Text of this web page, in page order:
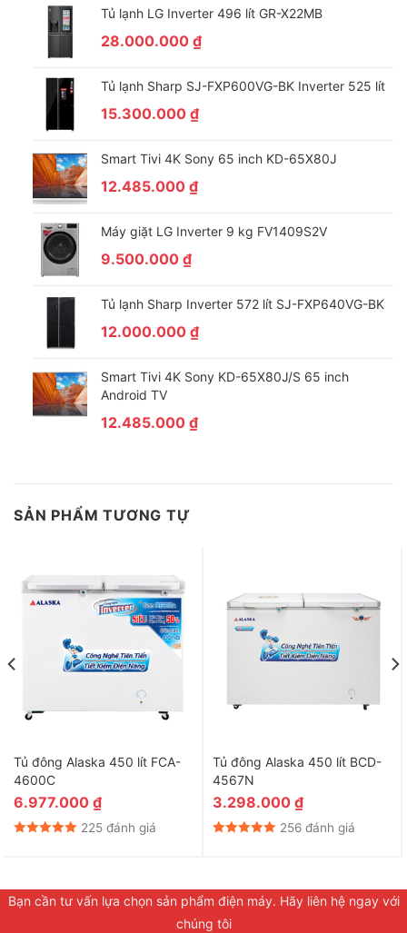
Khóa tủ giúp an toàn trong sử dụng
Giá đỡ chắc chắn linh hoạt:
vị trí giúp tận dụng tối đa không gian sử dụng, linh
hoạt trong sắp xếp phân loại đồ hay trưng bày sản
phẩm trong tủ. Giá đỡ dễ dàng tháo lắp để vệ sinh
tủ.
Chân bánh xe chịu lực:
Tủ mát Alaska SL-15C3 1500 lít được thiết kế với 4
chân bánh xe chịu lực với 2 bánh trước có cơ cấu
khóa bánh, giúp dễ dàng di chuyển, bố trí sắp xếp
vị trí lắp đặt tủ.
Gas lạnh R404a tiết kiệm điện năng và thân thiện môi
trường
Tủ lạnh LG Inverter 496 lít GR-X22MB
28.000.000 ₫
Tủ lạnh Sharp SJ-FXP600VG-BK Inverter 525 lít
15.300.000 ₫
Smart Tivi 4K Sony 65 inch KD-65X80J
12.485.000 ₫
Máy giặt LG Inverter 9 kg FV1409S2V
9.500.000 ₫
Tủ lạnh Sharp Inverter 572 lít SJ-FXP640VG-BK
12.000.000 ₫
Smart Tivi 4K Sony KD-65X80J/S 65 inch
Android TV
12.485.000 ₫
SẢN PHẨM TƯƠNG TỰ
Tủ đông Alaska 450 lít FCA-
4600C
6.977.000 ₫
225 đánh giá
Tủ đông Alaska 450 lít BCD-
4567N
3.298.000 ₫
256 đánh giá
Bạn cần tư vấn lựa chọn sản phẩm điện máy. Hãy liên hệ ngay với
chúng tôi